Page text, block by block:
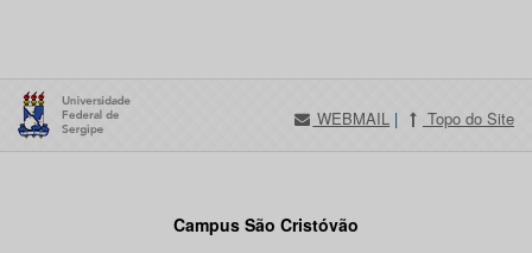
WEBMAIL | Topo do Site
Campus São Cristóvão